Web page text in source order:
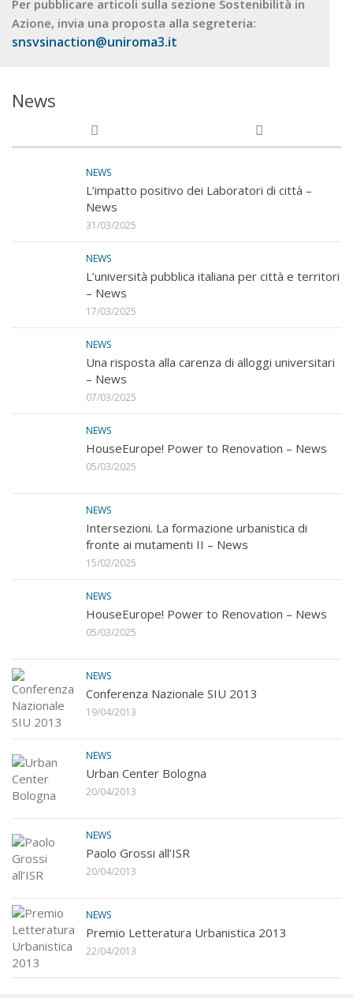
Per pubblicare articoli sulla sezione Sostenibilità in
Azione, invia una proposta alla segreteria:
snsvsinaction@uniroma3.it
News
NEWS
L’impatto positivo dei Laboratori di città –
News
31/03/2025
NEWS
L’università pubblica italiana per città e territori
– News
17/03/2025
NEWS
Una risposta alla carenza di alloggi universitari
– News
07/03/2025
NEWS
HouseEurope! Power to Renovation – News
05/03/2025
NEWS
Intersezioni. La formazione urbanistica di
fronte ai mutamenti II – News
15/02/2025
NEWS
HouseEurope! Power to Renovation – News
05/03/2025
NEWS
Conferenza Nazionale SIU 2013
19/04/2013
NEWS
Urban Center Bologna
20/04/2013
NEWS
Paolo Grossi all’ISR
20/04/2013
NEWS
Premio Letteratura Urbanistica 2013
22/04/2013